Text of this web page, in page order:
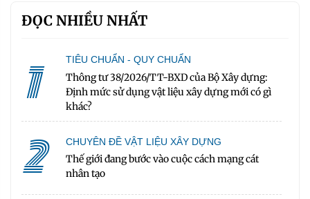
ĐỌC NHIỀU NHẤT
1 TIÊU CHUẨN - QUY CHUẨN
Thông tư 38/2026/TT-BXD của Bộ Xây dựng:
Định mức sử dụng vật liệu xây dựng mới có gì
khác?
2 CHUYÊN ĐỀ VẬT LIỆU XÂY DỰNG
Thế giới đang bước vào cuộc cách mạng cát
nhân tạo